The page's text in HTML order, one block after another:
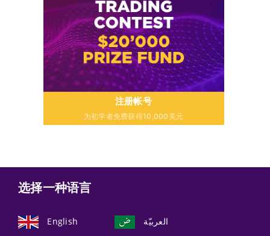
注册帐号
为初学者免费获得10,000美元
选择一种语言
English العربيّة